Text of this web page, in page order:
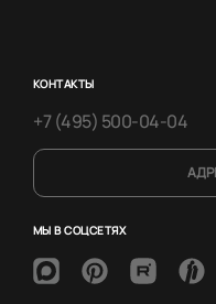
КОНТАКТЫ
+7 (495) 500-04-04
МЫ В СОЦСЕТЯХ